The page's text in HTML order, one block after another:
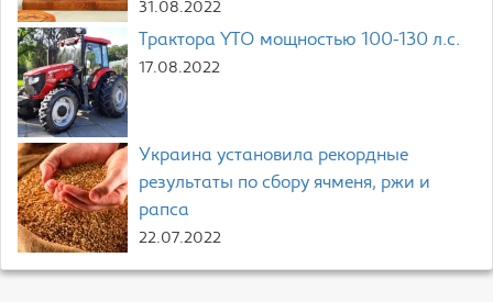
31.08.2022
Трактора YTO мощностью 100-130 л.с.
17.08.2022
Украина установила рекордные
результаты по сбору ячменя, ржи и
рапса
22.07.2022